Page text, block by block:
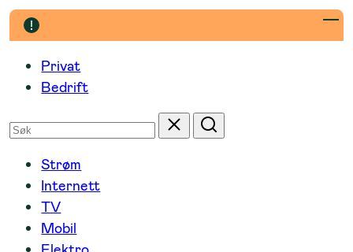
Hopp
til
innholdPrivat
Bedrift
Søk
etter
Tilbakestill
Søk
Strøm
Internett
TV
Mobil